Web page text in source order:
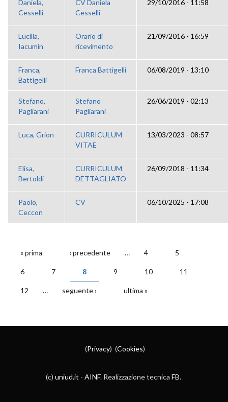
Daniela,
Cesselli
CV Daniela
Cesselli
29/10/2016 - 11:58
Lucilla,
Iacumin
Orario di
ricevimento
21/09/2016 - 16:59
Franca,
Battigelli
Franca Battigelli 06/08/2019 - 13:10
Stefano,
Pagliarani
Stefano
Pagliarani
26/06/2019 - 02:13
Luca, Grion
CURRICULUM
VITAE
13/03/2023 - 08:57
Elisa,
Bertoldi
CURRICULUM
DETTAGLIATO
26/09/2018 - 11:34
Paolo,
Ceccon
CV 06/10/2025 - 17:08
PAGINE
« prima ‹ precedente … 4 5
6 7 8 9 10 11
12 … seguente › ultima »
(Privacy) (Cookies)
(c) uniud.it - AINF. Realizzazione tecnica FB.